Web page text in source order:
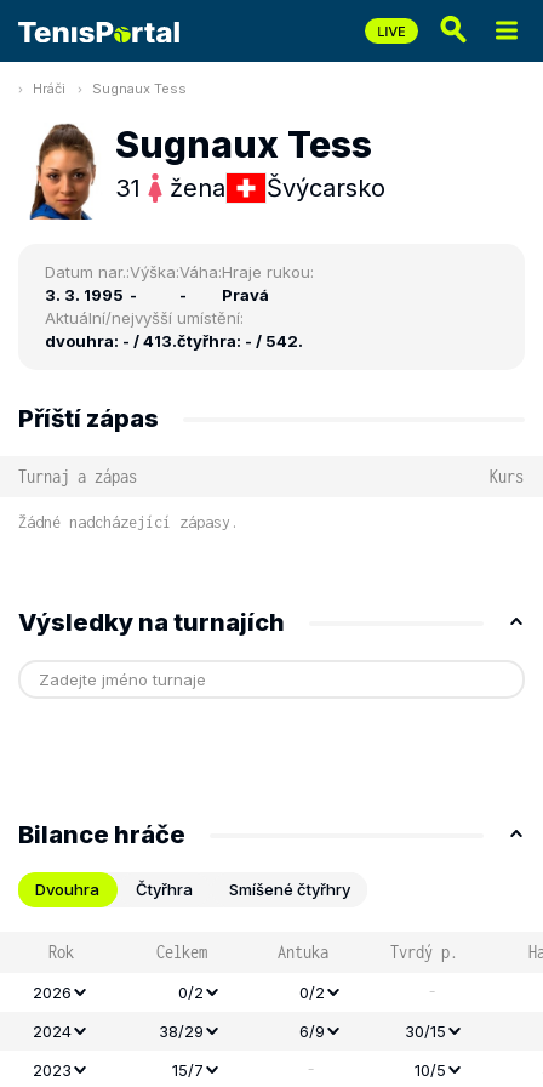
Hráči Sugnaux Tess
Sugnaux Tess
31 žena Švýcarsko
Datum nar.:
3. 3. 1995
Výška:
-
Váha:
-
Hraje rukou:
Pravá
Aktuální/nejvyšší umístění:
dvouhra: - / 413.čtyřhra: - / 542.
Příští zápas
Turnaj a zápas Kurs
Žádné nadcházející zápasy.
Výsledky na turnajích
Bilance hráče
Dvouhra Čtyřhra Smíšené čtyřhry
Rok Celkem Antuka Tvrdý p.
2026 0/2 0/2 -
2024 38/29 6/9 30/15
2023
15/7 - 10/5